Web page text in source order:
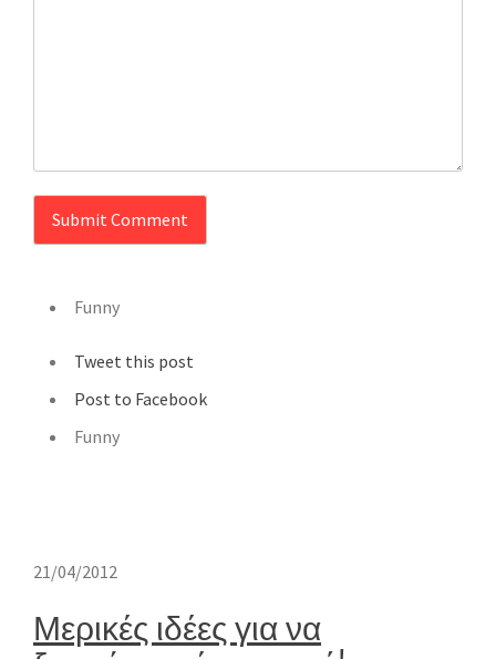
Funny
Tweet this post
Post to Facebook
Funny
21/04/2012
Μερικές ιδέες για να